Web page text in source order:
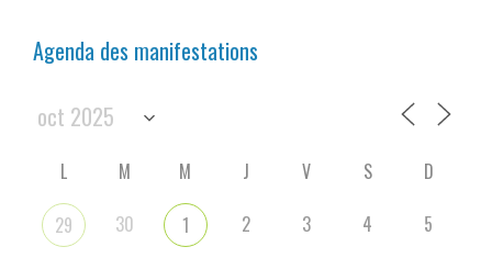
Agenda des manifestations
L M M J V S D
29 30 1 2 3 4 5